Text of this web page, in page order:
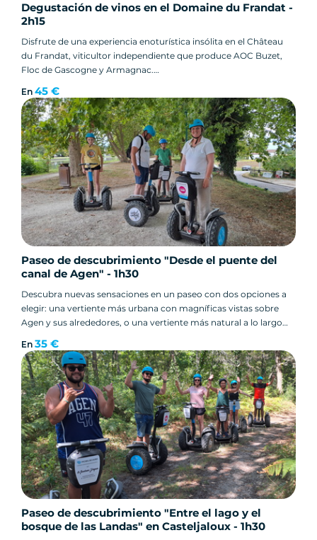
Degustación de vinos en el Domaine du Frandat -
2h15
Disfrute de una experiencia enoturística insólita en el Château
du Frandat, viticultor independiente que produce AOC Buzet,
Floc de Gascogne y Armagnac.
En 45 €
Paseo de descubrimiento "Desde el puente del
canal de Agen" - 1h30
Descubra nuevas sensaciones en un paseo con dos opciones a
elegir: una vertiente más urbana con magníficas vistas sobre
Agen y sus alrededores, o una vertiente más natural a lo largo
En 35 €
Paseo de descubrimiento "Entre el lago y el
bosque de las Landas" en Casteljaloux - 1h30